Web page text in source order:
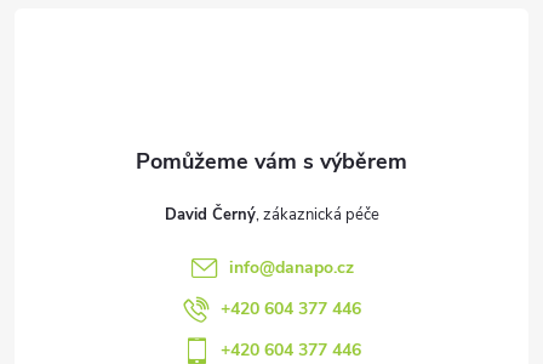
David Černý
info@danapo.cz
+420 604 377 446
+420 604 377 446